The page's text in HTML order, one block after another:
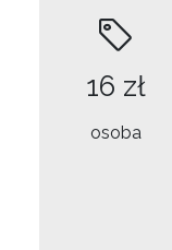
16 zł
osoba